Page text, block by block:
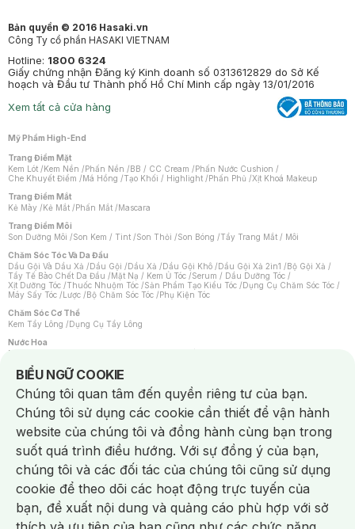
Bản quyền © 2016 Hasaki.vn
Công Ty cổ phần HASAKI VIETNAM
Hotline: 1800 6324
Giấy chứng nhận Đăng ký Kinh doanh số 0313612829 do Sở Kế
hoạch và Đầu tư Thành phố Hồ Chí Minh cấp ngày 13/01/2016
Xem tất cả cửa hàng
Mỹ Phẩm High-End
Trang Điểm Mặt
Kem Lót /Kem Nền /Phấn Nền /BB / CC Cream /Phấn Nước Cushion /
Che Khuyết Điểm /Má Hồng /Tạo Khối / Highlight /Phấn Phủ /Xịt Khoá Makeup
Trang Điểm Mắt
Kẻ Mày /Kẻ Mắt /Phấn Mắt /Mascara
Trang Điểm Môi
Son Dưỡng Môi /Son Kem / Tint /Son Thỏi /Son Bóng /Tẩy Trang Mắt / Môi
Chăm Sóc Tóc Và Da Đầu
Dầu Gội Và Dầu Xả /Dầu Gội /Dầu Xả /Dầu Gội Khô /Dầu Gội Xả 2in1 /Bộ Gội Xả /
Tẩy Tế Bào Chết Da Đầu /Mặt Nạ / Kem Ủ Tóc /Serum / Dầu Dưỡng Tóc /
Xịt Dưỡng Tóc /Thuốc Nhuộm Tóc /Sản Phẩm Tạo Kiểu Tóc /Dụng Cụ Chăm Sóc Tóc /
Máy Sấy Tóc /Lược /Bộ Chăm Sóc Tóc /Phụ Kiện Tóc
Chăm Sóc Cơ Thể
Kem Tẩy Lông /Dụng Cụ Tẩy Lông
Nước Hoa
Nước Hoa Nữ
Chăm Sóc Cá Nhân
Chống Muỗi /Khẩu Trang /Máy Massage/Mặt Nạ Xông Hơi /Nước Rửa Tay/
Sản Phẩm Chăm Sóc Khác /Bàn Chải Đánh Răng /Bàn Chải Điện/
Hỗ Trợ Trắng Răng/Kem Đánh Răng /Máy Tăm Nước/ Nước Súc Miệng/
Tăm / Chỉ Nha Khoa/ Xịt Thơm Miệng / Dung Dịch Vệ Sinh/Dưỡng Vùng Kín/
Khăn Ướt Vệ Sinh Vùng Kín/Băng Vệ Sinh/Tampon/Bọt Cạo Râu /Dao Cạo Râu/
Máy Cạo Râu
Vấn Đề Về Da
Da Dầu / Lỗ Chân Lông To/ Da Khô / Mất Nước/ Da Lão Hóa/ Da Mụn/
Da Nhạy Cảm / Kích Ứng
Da Xỉn Màu Thâm / Nám / Tàn Nhang
Quầng Thâm & Bọng Mắt /Sẹo /Viêm Da Cơ Địa
Dụng Cụ / Phụ Kiện Chăm Sóc Da
Bông Tẩy Trang
Khăn Lau Mặt Khô Dụng Cụ / Máy Rửa Mặt Máy Chăm Sóc Da
Dụng Cụ Chăm Sóc Khác
BIỂU NGỮ COOKIE
Notice about cookies usage
Chúng tôi quan tâm đến quyền riêng tư của bạn.
Chúng tôi sử dụng các cookie cần thiết để vận hành
website của chúng tôi và đồng hành cùng bạn trong
suốt quá trình điều hướng. Với sự đồng ý của bạn,
chúng tôi và các đối tác của chúng tôi cũng sử dụng
cookie để theo dõi các hoạt động trực tuyến của
bạn, đề xuất nội dung và quảng cáo phù hợp với sở